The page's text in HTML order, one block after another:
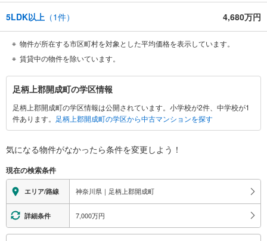
5LDK以上 （1件） 4,680万円
物件が所在する市区町村を対象とした平均価格を表示しています。
賃貸中の物件を除いています。
足
柄
上
郡
成
に
関
す
る
情
足柄上郡開成町の学区情報
足柄上郡開成町の学区情報は公開されています。小学校が2件、中学校が1
件あります。
足柄上郡開成町の学区から中古マンションを探す
気になる物件がなかったら条件を変更しよう！
現在の検索条件
エリア/路線 神奈川県｜足柄上郡開成町
詳細条件 7,000万円